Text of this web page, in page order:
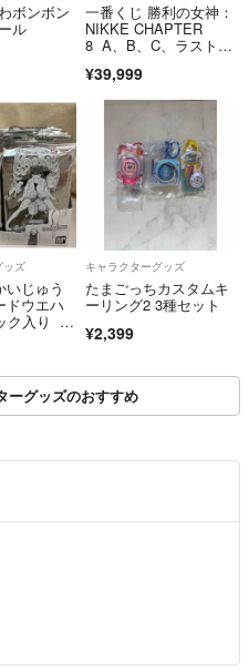
ボンボン
ル
一番くじ 勝利の女神：
NIKKE CHAPTER
8 A、B、C、ラストワ
品 おまけ付き
¥39,999
ッズ
じゅう
ウエハ
ク入り 1
キャラクターグッズ
たまごっちカスタムキ
ーリング2 3種セット
¥2,399
ーグッズのおすすめ